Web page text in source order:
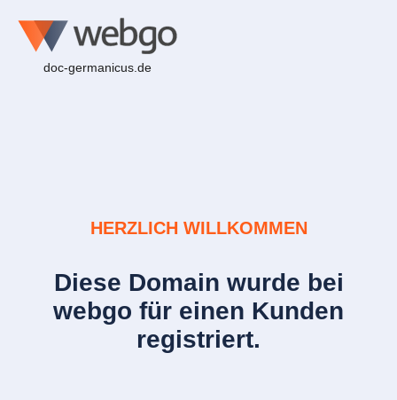
doc-germanicus.de
HERZLICH WILLKOMMEN
Diese Domain wurde bei
webgo für einen Kunden
registriert.